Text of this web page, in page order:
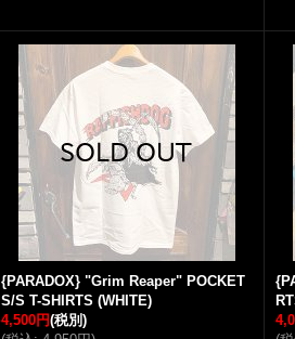
{PARADOX} "Grim Reaper" POCKET
S/S T-SHIRTS (WHITE)
4,500円(税別)